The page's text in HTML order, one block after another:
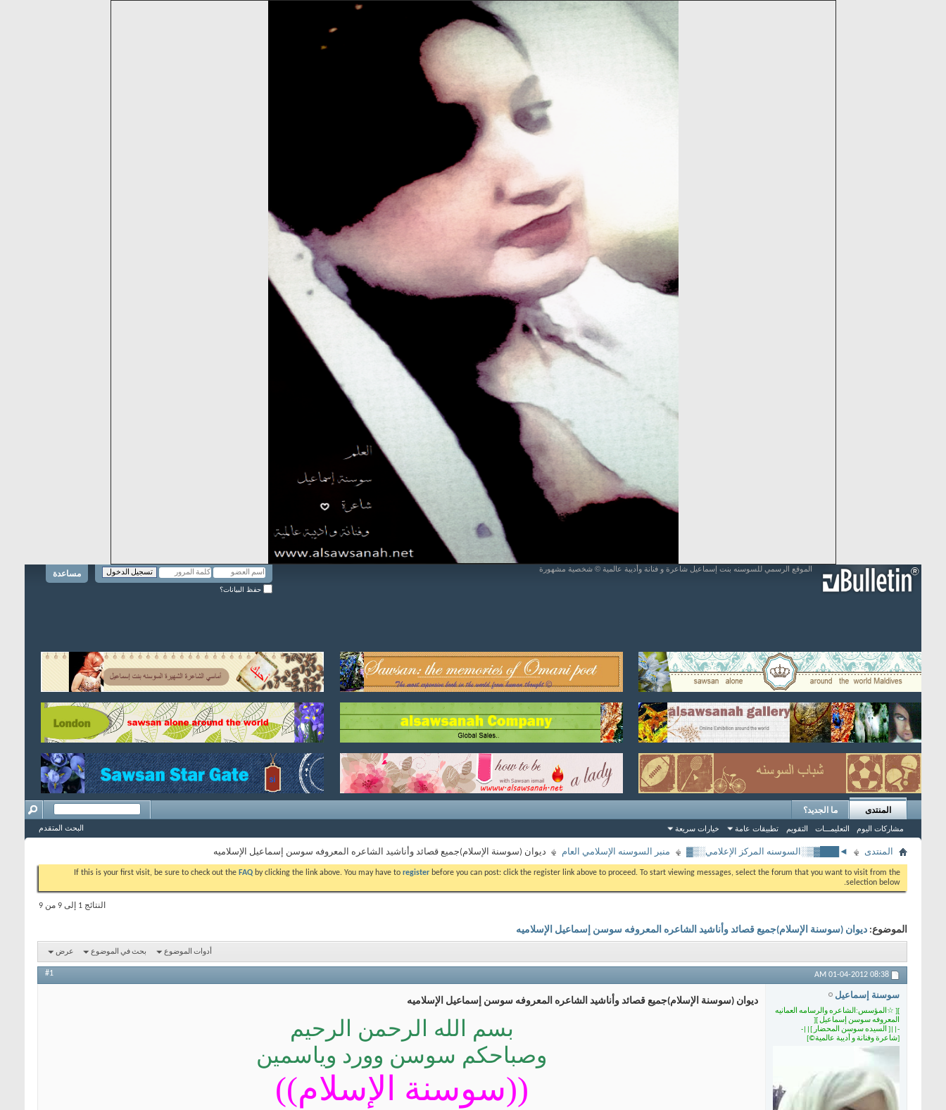
مساعدة
حفظ البيانات؟
الموقع الرسمي للسوسنه بنت إسماعيل شاعرة و فنانة وأديبة عالمية © شخصية مشهورة
المنتدى
مشاركات اليوم التعليمـــات التقويم تطبيقات عامة خيارات سريعة
ما الجديد؟
البحث المتقدم
المنتدى ◄███▓▒░السوسنه المركز الإعلامي░▒▓ منبر السوسنه الإسلامي العام ديوان (سوسنة الإسلام)جميع قصائد وأناشيد الشاعره المعروفه سوسن إسماعيل الإسلاميه
If this is your first visit, be sure to check out the FAQ by clicking the link above. You may have to register before you can post: click the register link above to proceed. To start viewing messages, select the forum that you want to visit from the
selection below.
النتائج 1 إلى 9 من 9
الموضوع: ديوان (سوسنة الإسلام)جميع قصائد وأناشيد الشاعره المعروفه سوسن إسماعيل الإسلاميه
أدوات الموضوع بحث في الموضوع عرض
01-04-2012 08:38 AM
#1
سوسنة إسماعيل
][ ☆المؤسس:الشاعره والرسامه العمانيه
المعروفه سوسن إسماعيل ][
-||[ السيده سوسن المحضار ]||-
[شاعرة وفنانة و أديبة عالمية©]
ديوان (سوسنة الإسلام)جميع قصائد وأناشيد الشاعره المعروفه سوسن إسماعيل الإسلاميه
بسم الله الرحمن الرحيم
وصباحكم سوسن وورد وياسمين
((سوسنة الإسلام))